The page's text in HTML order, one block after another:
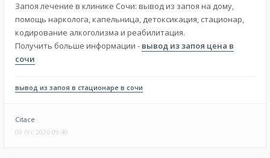
Запоя лечение в клинике Сочи: вывод из запоя на дому,
помощь нарколога, капельница, детоксикация, стационар,
кодирование алкоголизма и реабилитация.
Получить больше информации - вывод из запоя цена в
сочи
вывод из запоя в стационаре в сочи
Citace
08 črc 2026 09:40